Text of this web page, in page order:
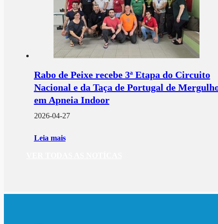
Rabo de Peixe recebe 3ª Etapa do Circuito
Nacional e da Taça de Portugal de
em Apneia Indoor
2026-04-27
Leia mais